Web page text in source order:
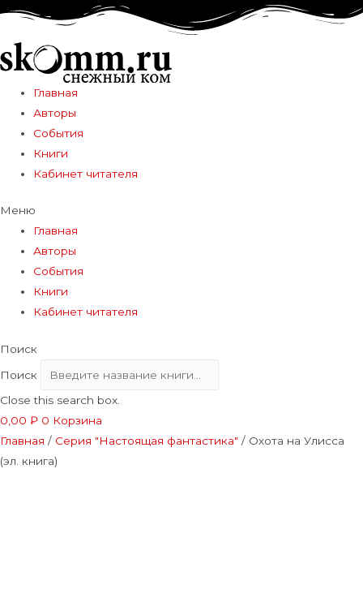
Главная
Авторы
События
Книги
Кабинет читателя
Меню
Главная
Авторы
События
Книги
Кабинет читателя
Поиск
Поиск
Close this search box.
0,00 ₽ 0 Корзина
Главная / Серия "Настоящая фантастика" / Охота на Улисса
(эл. книга)